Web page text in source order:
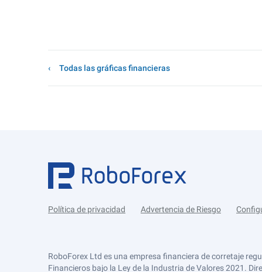
Todas las gráficas financieras
Política de privacidad Advertencia de Riesgo
RoboForex Ltd es una empresa financiera de corretaje
Financieros bajo la Ley de la Industria de Valores 2021.